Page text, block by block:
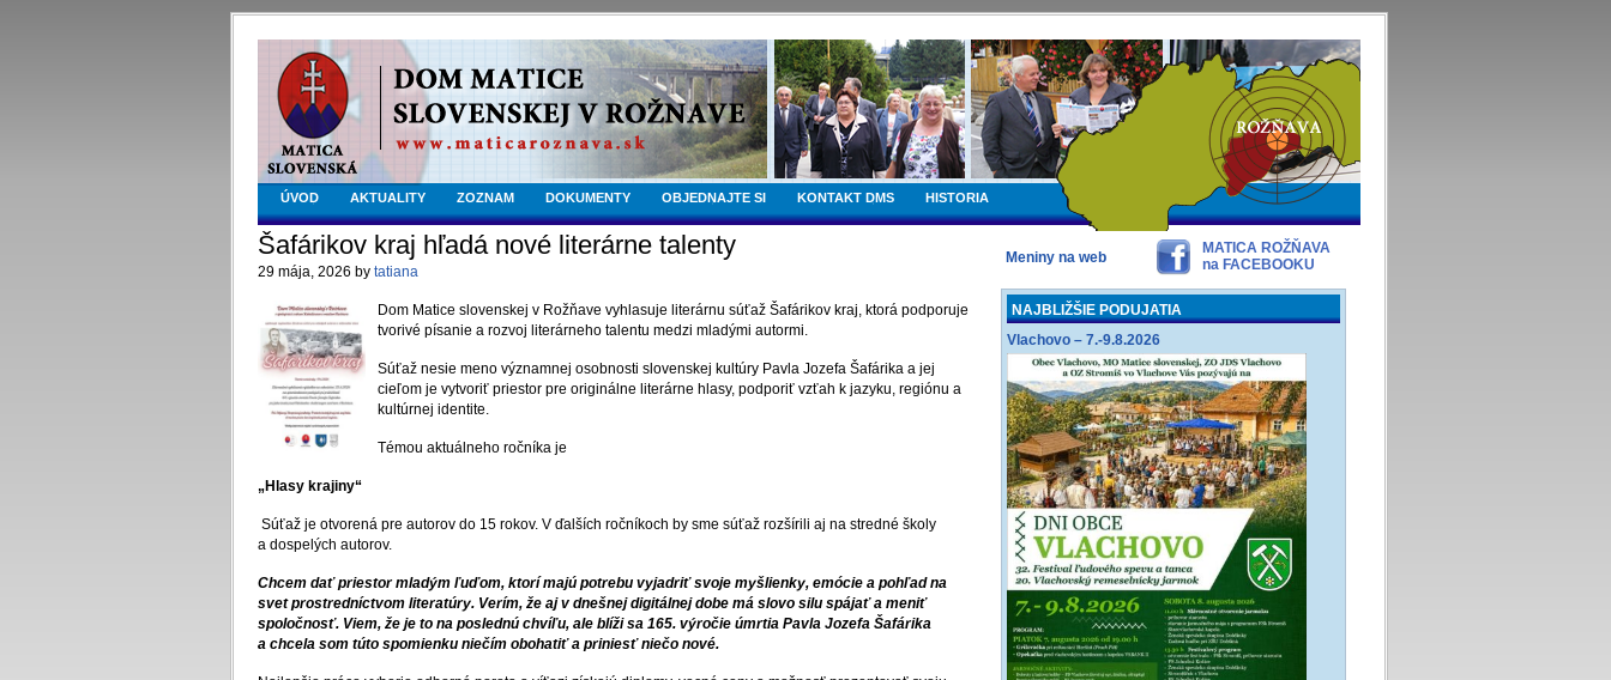
ÚVOD AKTUALITY ZOZNAM DOKUMENTY OBJEDNAJTE SI KONTAKT DMS HISTORIA
Šafárikov kraj hľadá nové literárne talenty
29 mája, 2026 by tatiana
Dom Matice slovenskej v Rožňave vyhlasuje literárnu súťaž Šafárikov kraj, ktorá podporuje
tvorivé písanie a rozvoj literárneho talentu medzi mladými autormi.
Súťaž nesie meno významnej osobnosti slovenskej kultúry Pavla Jozefa Šafárika a jej
cieľom je vytvoriť priestor pre originálne literárne hlasy, podporiť vzťah k jazyku, regiónu a
kultúrnej identite.
Témou aktuálneho ročníka je
„Hlasy krajiny“
Súťaž je otvorená pre autorov do 15 rokov. V ďalších ročníkoch by sme súťaž rozšírili aj na stredné školy
a dospelých autorov.
Chcem dať priestor mladým ľuďom, ktorí majú potrebu vyjadriť svoje myšlienky, emócie a pohľad na
svet prostredníctvom literatúry. Verím, že aj v dnešnej digitálnej dobe má slovo silu spájať a meniť
spoločnosť. Viem, že je to na poslednú chvíľu, ale blíži sa 165. výročie úmrtia Pavla Jozefa Šafárika
a chcela som túto spomienku niečím obohatiť a priniesť niečo nové.
Meniny na web
MATICA ROŽŇAVA
na FACEBOOKU
NAJBLIŽŠIE PODUJATIA
Vlachovo – 7.-9.8.2026